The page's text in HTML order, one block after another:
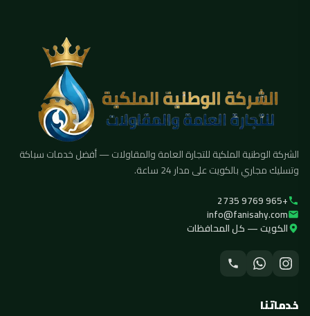
الشركة الوطنية الملكية للتجارة العامة والمقاولات — أفضل خدمات سباكة
وتسليك مجاري بالكويت على مدار 24 ساعة.
+965 9769 2735
info@fanisahy.com
الكويت — كل المحافظات
خدماتنا